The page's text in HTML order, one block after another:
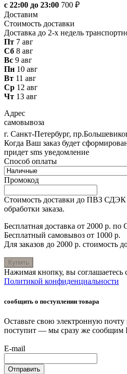
с 22:00 до 23:00 700 ₽
Доставим
Стоимость доставки
Доставка до 2-х недель
Пт 7 авг
Сб 8 авг
Вс 9 авг
Пн 10 авг
Вт 11 авг
Ср 12 авг
Чт 13 авг
Адрес
самовывоза
г. Санкт-Петербург,
Когда Ваш заказ будет
придет sms уведомление
Способ оплаты
Промокод
Стоимость доставки до ПВЗ СДЭК
обработки заказа.
Бесплатная доставка от 2000 р. по
Бесплатный самовывоз от 1000 р.
Для заказов до 2000 р. стоимость
Купить
Нажимая кнопку, вы соглашаетесь
Политикой конфиденциальности
сообщить о поступлении товара
Оставьте свою электронную почту
поступит — мы сразу же сообщим
E-mail
Отправить